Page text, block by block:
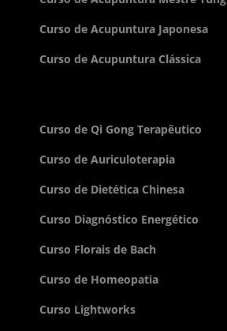
Curso de Acupuntura Japonesa
Curso de Acupuntura Clássica
Curso de Qi Gong Terapêutico
Curso de Auriculoterapia
Curso de Dietética Chinesa
Curso Diagnóstico Energético
Curso Florais de Bach
Curso de Homeopatia
Curso Lightworks